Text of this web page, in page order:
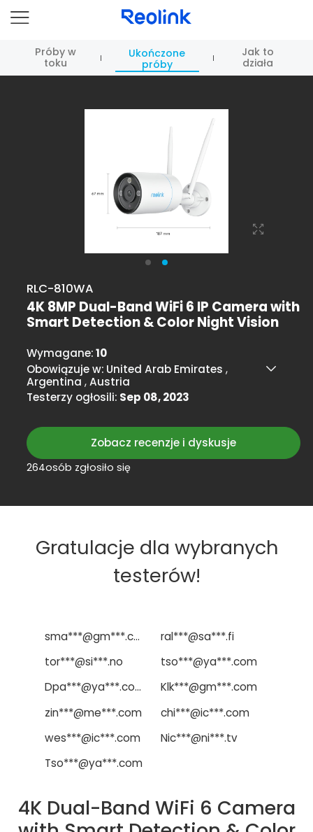
Próby w
toku
Ukończone
próby
Jak to
działa
RLC-810WA
4K 8MP Dual-Band WiFi 6 IP Camera with
Smart Detection & Color Night Vision
Wymagane:10
Obowiązuje w: United Arab Emirates,
Argentina,Austria
Testerzy ogłosili: Sep 08, 2023
Zobacz recenzje i dyskusje
264osób zgłosiło się
Gratulacje dla wybranych
testerów!
sma***@gm***.com
ral***@sa***.fi
tor***@si***.no
tso***@ya***.com
Dpa***@ya***.com
Klk***@gm***.com
zin***@me***.com
chi***@ic***.com
wes***@ic***.com
Nic***@ni***.tv
Tso***@ya***.com
4K Dual-Band WiFi 6 Camera